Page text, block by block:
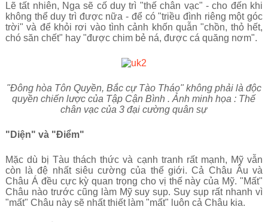
Lẽ tất nhiên, Nga sẽ cố duy trì "thế chân vạc" - cho đến khi
không thể duy trì được nữa - để có "triều đình riêng một góc
trời" và để khỏi rơi vào tình cảnh khốn quẫn "chồn, thỏ hết,
chó săn chết" hay "được chim bẻ ná, được cá quăng nơm".
"Đông hòa Tôn Quyền, Bắc cự Tào Tháo" không phải là độc
quyền chiến lược của Tập Cận Bình . Ảnh minh họa : Thế
chân vạc của 3 đại cường quân sự
"Diện" và "Điểm"
Mặc dù bị Tàu thách thức và cạnh tranh rất mạnh, Mỹ vẫn
còn là đệ nhất siêu cường của thế giới. Cả Châu Âu và
Châu Á đều cực kỳ quan trọng cho vị thế này của Mỹ. "Mất"
Châu nào trước cũng làm Mỹ suy sụp. Suy sụp rất nhanh vì
"mất" Châu này sẽ nhất thiết làm "mất" luôn cả Châu kia.